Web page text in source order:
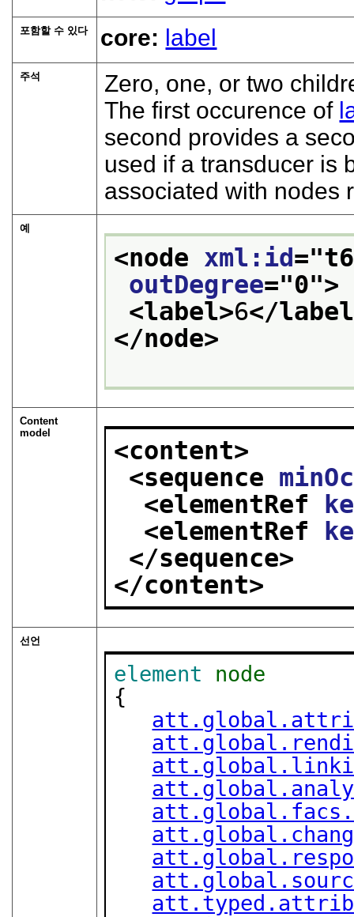
포함할 수 있다 core: label
주석
Zero, one, or two
The first occurence of
second provides a
used if a transducer is
associated with nodes
예
<node xml:id="t6
outDegree="0">
<label>6</
</node>
Content
model
<content>
<sequence
<elementRef
<elementRef
</sequence>
</content>
선언
element
node
{